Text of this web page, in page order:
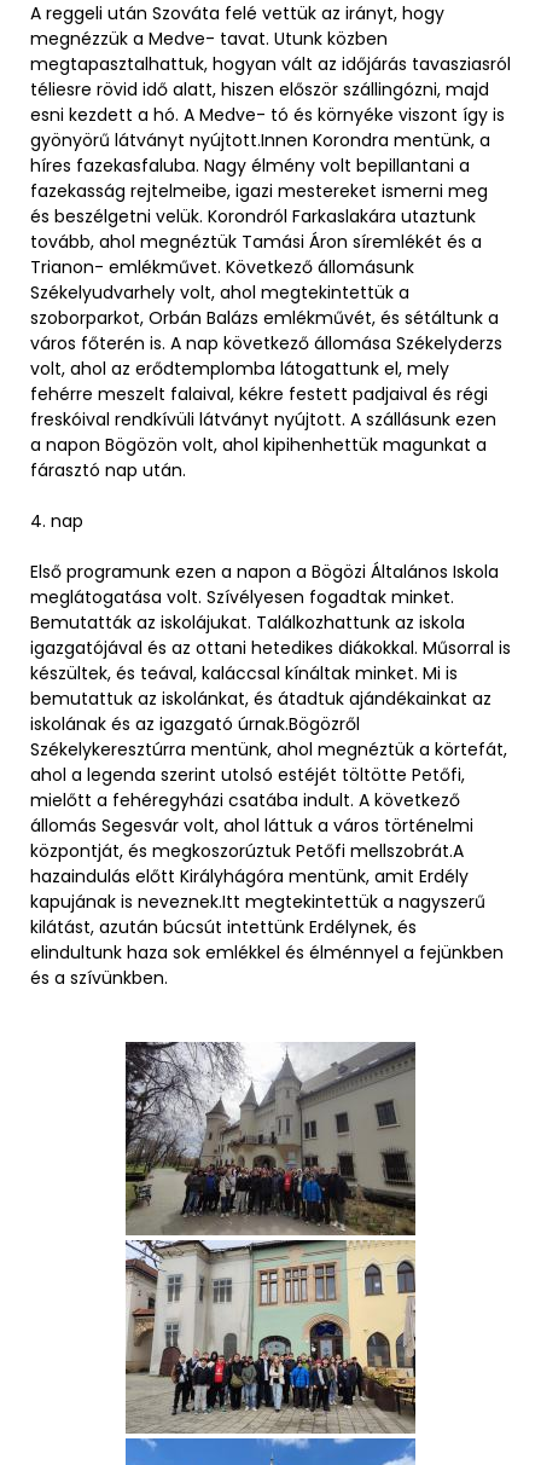
A reggeli után Szováta felé vettük az irányt, hogy
megnézzük a Medve- tavat. Utunk közben
megtapasztalhattuk, hogyan vált az időjárás tavasziasról
téliesre rövid idő alatt, hiszen először szállingózni, majd
esni kezdett a hó. A Medve- tó és környéke viszont így is
gyönyörű látványt nyújtott.Innen Korondra mentünk, a
híres fazekasfaluba. Nagy élmény volt bepillantani a
fazekasság rejtelmeibe, igazi mestereket ismerni meg
és beszélgetni velük. Korondról Farkaslakára utaztunk
tovább, ahol megnéztük Tamási Áron síremlékét és a
Trianon- emlékművet. Következő állomásunk
Székelyudvarhely volt, ahol megtekintettük a
szoborparkot, Orbán Balázs emlékművét, és sétáltunk a
város főterén is. A nap következő állomása Székelyderzs
volt, ahol az erődtemplomba látogattunk el, mely
fehérre meszelt falaival, kékre festett padjaival és régi
freskóival rendkívüli látványt nyújtott. A szállásunk ezen
a napon Bögözön volt, ahol kipihenhettük magunkat a
fárasztó nap után.
4. nap
Első programunk ezen a napon a Bögözi Általános Iskola
meglátogatása volt. Szívélyesen fogadtak minket.
Bemutatták az iskolájukat. Találkozhattunk az iskola
igazgatójával és az ottani hetedikes diákokkal. Műsorral is
készültek, és teával, kaláccsal kínáltak minket. Mi is
bemutattuk az iskolánkat, és átadtuk ajándékainkat az
iskolának és az igazgató úrnak.Bögözről
Székelykeresztúrra mentünk, ahol megnéztük a körtefát,
ahol a legenda szerint utolsó estéjét töltötte Petőfi,
mielőtt a fehéregyházi csatába indult. A következő
állomás Segesvár volt, ahol láttuk a város történelmi
központját, és megkoszorúztuk Petőfi mellszobrát.A
hazaindulás előtt Királyhágóra mentünk, amit Erdély
kapujának is neveznek.Itt megtekintettük a nagyszerű
kilátást, azután búcsút intettünk Erdélynek, és
elindultunk haza sok emlékkel és élménnyel a fejünkben
és a szívünkben.